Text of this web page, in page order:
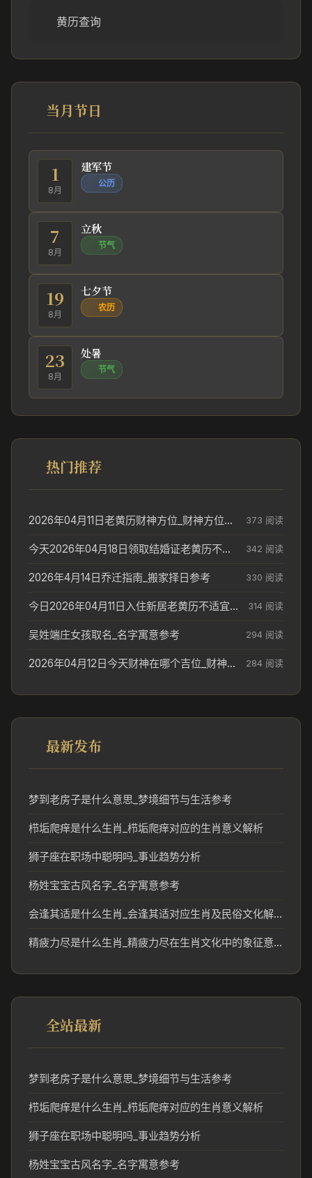
黄历查询
当月节日
1
8月
建军节
公历
7
8月
立秋
节气
19
8月
七夕节
农历
23
8月
处暑
节气
热门推荐
2026年04月11日老黄历财神方位_财神方位与供奉讲究 373 阅读
今天2026年04月18日领取结婚证老黄历不适合吗_领证日期参考 342 阅读
2026年4月14日乔迁指南_搬家择日参考 330 阅读
今日2026年04月11日入住新居老黄历不适宜吗_搬家择日参考 314 阅读
吴姓端庄女孩取名_名字寓意参考 294 阅读
2026年04月12日今天财神在哪个吉位_财神方位参考 284 阅读
最新发布
梦到老房子是什么意思_梦境细节与生活参考
栉垢爬痒是什么生肖_栉垢爬痒对应的生肖意义解析
狮子座在职场中聪明吗_事业趋势分析
杨姓宝宝古风名字_名字寓意参考
会逢其适是什么生肖_会逢其适对应生肖及民俗文化解读
精疲力尽是什么生肖_精疲力尽在生肖文化中的象征意义
全站最新
梦到老房子是什么意思_梦境细节与生活参考
栉垢爬痒是什么生肖_栉垢爬痒对应的生肖意义解析
狮子座在职场中聪明吗_事业趋势分析
杨姓宝宝古风名字_名字寓意参考